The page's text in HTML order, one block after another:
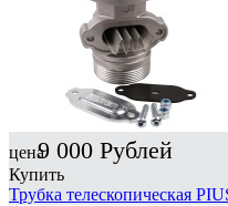
цена9 000 Рублей
Купить
Трубка телескопическая